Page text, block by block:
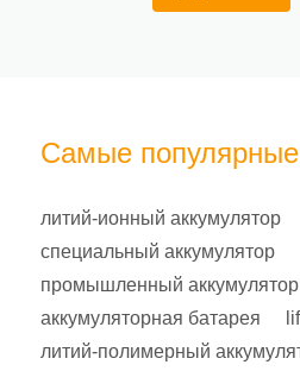
Самые популярные
литий-ионный аккумулятор
специальный аккумулятор
промышленный аккумулятор
аккумуляторная батарея
литий-полимерный